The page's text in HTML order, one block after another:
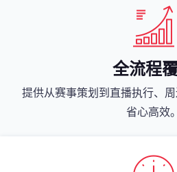
全流程
提供从赛事策划到直播执行、周
省心高效。